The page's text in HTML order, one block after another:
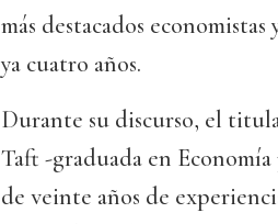
más destacados
ya cuatro años.
Durante su discurso, el
Taft -graduada en
de veinte años de